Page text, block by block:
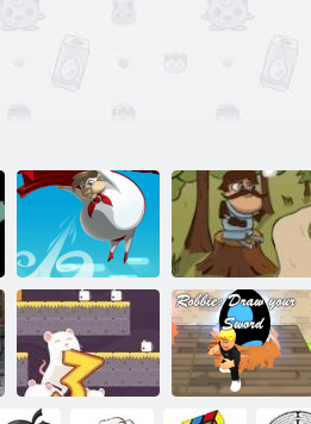
Bloumen Random rytíř